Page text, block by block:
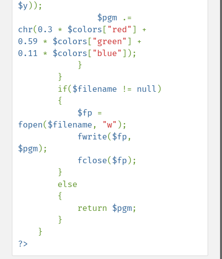
$y ));
$pgm
chr(0.3 * $colors ["red"
0.59 * $colors ["green"
0.11 * $colors ["blue"]);
        if(
$filename != null )
$fp
fopen($filename, "w" );
fwrite($fp
$pgm);
fclose($fp );
            return
$pgm;
?>